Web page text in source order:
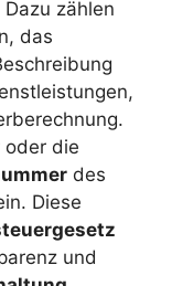
zählen
das
oder die
des
Diese
und